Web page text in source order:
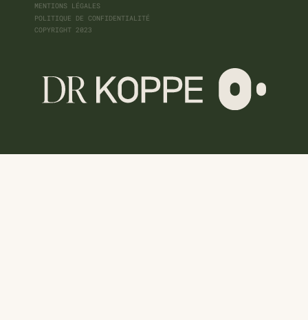
MENTIONS LÉGALES
POLITIQUE DE CONFIDENTIALITÉ
COPYRIGHT 2023